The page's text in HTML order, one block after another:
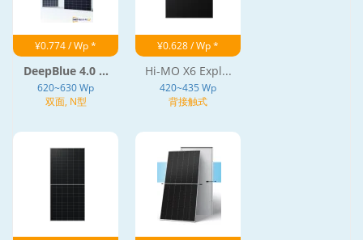
¥0.774 / Wp *
DeepBlue 4.0 ...
620~630 Wp
双面, N型
¥0.628 / Wp *
Hi-MO X6 Expl...
420~435 Wp
背接触式